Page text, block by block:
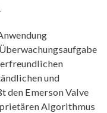
und
den Emerson Valve
Algorithmus